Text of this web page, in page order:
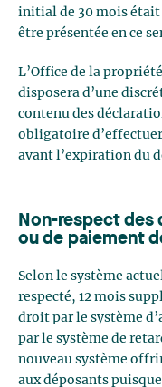
initial de 30 mois
être présentée en ce
L’Office de la
disposera d’une
contenu des
obligatoire
avant l’expiration du
Non-respect des
ou de paiement
Selon le système
respecté, 12 mois
droit par le système
par le système de
nouveau système
aux déposants